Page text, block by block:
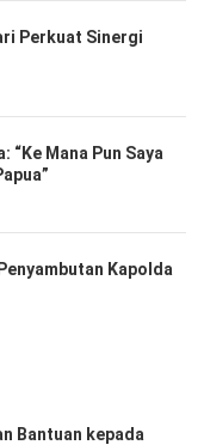
Perkuat Sinergi
“Ke Mana Pun Saya
Kapolda
Bantuan kepada